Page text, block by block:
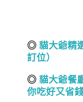
◎ 貓大爺精
訂位）
◎ 貓大爺餐
你吃好又省